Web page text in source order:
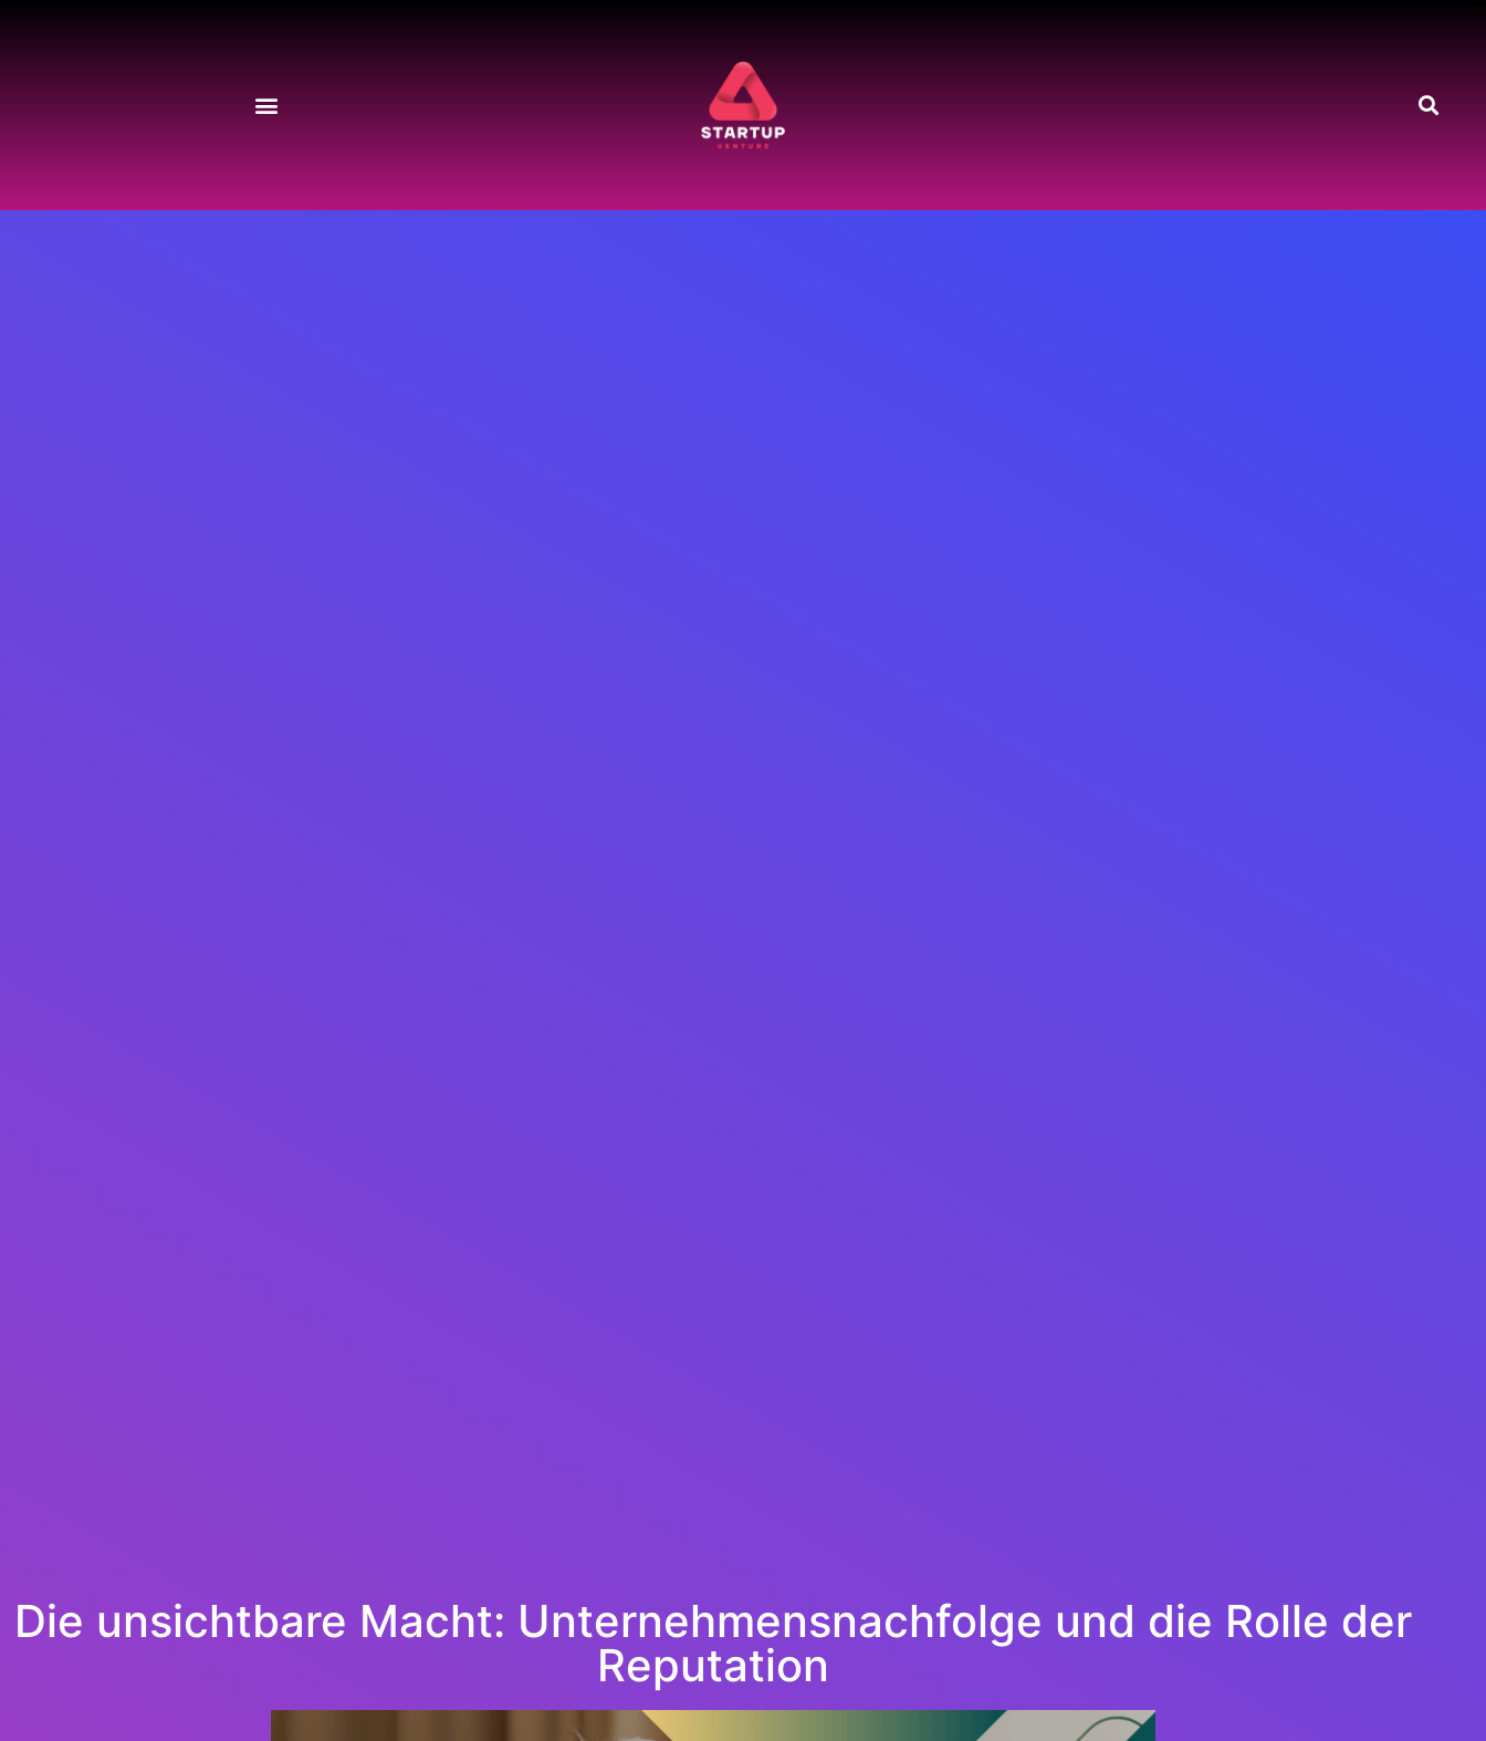
Die unsichtbare Macht: Unternehmensnachfolge und die Rolle der
Reputation